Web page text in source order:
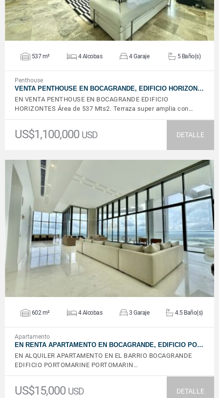
537 m² 4 Alcobas 4 Garaje 5 Baño(s)
Penthouse
VENTA PENTHOUSE EN BOCAGRANDE, EDIFICIO HORIZON…
EN VENTA PENTHOUSE EN BOCAGRANDE EDIFICIO
HORIZONTES Área de 537 Mts2. Terraza super amplia con…
US$1,100,000 USD DETALLE
VER DETALLES
602 m² 4 Alcobas 3 Garaje 4.5 Baño(s)
Apartamento
EN RENTA APARTAMENTO EN BOCAGRANDE, EDIFICIO PO…
EN ALQUILER APARTAMENTO EN EL BARRIO BOCAGRANDE
EDIFICIO PORTOMARINE PORTOMARIN…
US$15,000 USD DETALLE